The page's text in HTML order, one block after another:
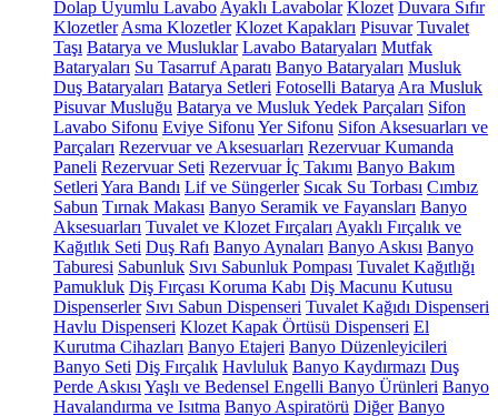
Dolap Uyumlu Lavabo Ayaklı Lavabolar Klozet Duvara Sıfır
Klozetler Asma Klozetler Klozet Kapakları Pisuvar Tuvalet
Taşı Batarya ve Musluklar Lavabo Bataryaları Mutfak
Bataryaları Su Tasarruf Aparatı Banyo Bataryaları Musluk
Duş Bataryaları Batarya Setleri Fotoselli Batarya Ara Musluk
Pisuvar Musluğu Batarya ve Musluk Yedek Parçaları Sifon
Lavabo Sifonu Eviye Sifonu Yer Sifonu Sifon Aksesuarları ve
Parçaları Rezervuar ve Aksesuarları Rezervuar Kumanda
Paneli Rezervuar Seti Rezervuar İç Takımı Banyo Bakım
Setleri Yara Bandı Lif ve Süngerler Sıcak Su Torbası Cımbız
Sabun Tırnak Makası Banyo Seramik ve Fayansları Banyo
Aksesuarları Tuvalet ve Klozet Fırçaları Ayaklı Fırçalık ve
Kağıtlık Seti Duş Rafı Banyo Aynaları Banyo Askısı Banyo
Taburesi Sabunluk Sıvı Sabunluk Pompası Tuvalet Kağıtlığı
Pamukluk Diş Fırçası Koruma Kabı Diş Macunu Kutusu
Dispenserler Sıvı Sabun Dispenseri Tuvalet Kağıdı Dispenseri
Havlu Dispenseri Klozet Kapak Örtüsü Dispenseri El
Kurutma Cihazları Banyo Etajeri Banyo Düzenleyicileri
Banyo Seti Diş Fırçalık Havluluk Banyo Kaydırmazı Duş
Perde Askısı Yaşlı ve Bedensel Engelli Banyo Ürünleri Banyo
Havalandırma ve Isıtma Banyo Aspiratörü Diğer Banyo